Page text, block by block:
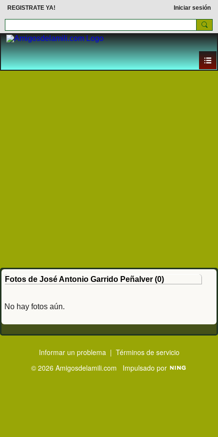
REGISTRATE YA! Iniciar sesión
Fotos de José Antonio Garrido Peñalver (0)
No hay fotos aún.
Informar un problema | Términos de servicio
© 2026 Amigosdelamili.com Impulsado por